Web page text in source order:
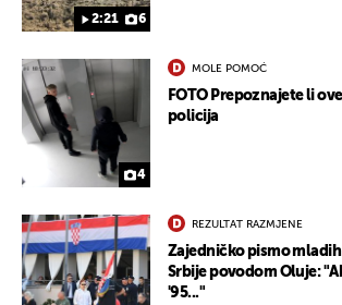
2:21 6
4
MOLE POMOĆ
FOTO Prepoznajete li
policija
REZULTAT RAZMJENE
Zajedničko pismo
Srbije povodom Oluje:
'95..."